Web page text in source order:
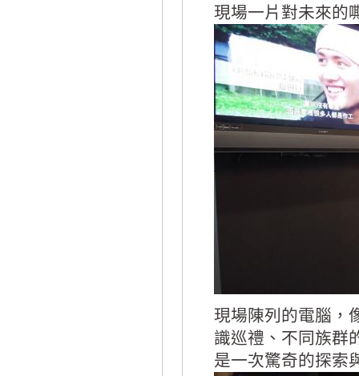
現場一片對未來的
現場陳列的電腦，
識巡禮、不同族群
是一次驚奇的探索